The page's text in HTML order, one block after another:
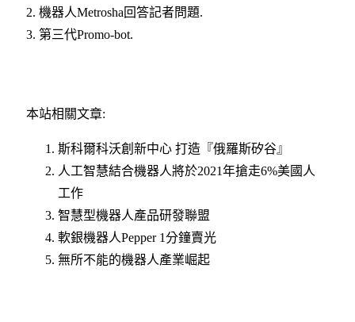
2. 機器人Metrosha回答記者問題.
3. 第三代Promo-bot.
本站相關文章:
斯科爾科沃創新中心 打造『俄羅斯矽谷』
人工智慧結合機器人將於2021年搶走6%美國人
工作
智慧型機器人產品研發聯盟
軟銀機器人Pepper 1分鐘賣光
無所不能的機器人產業崛起